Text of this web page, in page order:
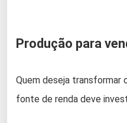
Produção para
Quem deseja transformar
fonte de renda deve